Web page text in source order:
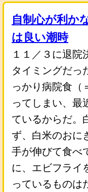
自制心が利か
は良い潮時
１１／３に退院
タイミングだっ
っかり病院食（
ってしまい、最
ているからだ。
ず、白米のおに
手が伸びて食べ
に、エビフライ
っているものは